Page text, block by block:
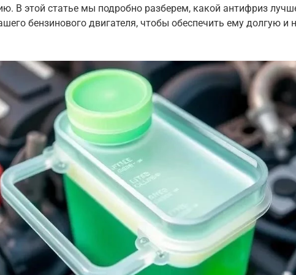
В этой статье мы подробно разберем, какой антифриз
бензинового двигателя, чтобы обеспечить ему долгую и